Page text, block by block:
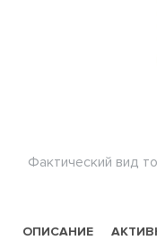
Фактический вид
ОПИСАНИЕ